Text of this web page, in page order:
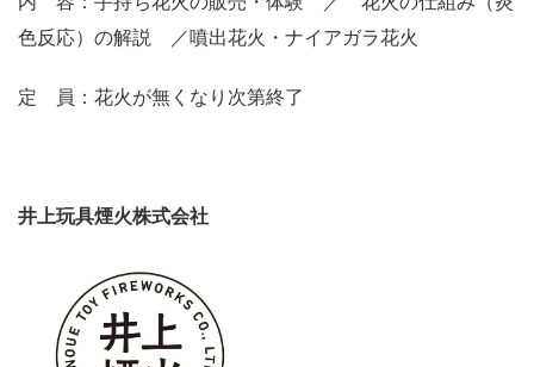
色反応）の解説 ／噴出花火・ナイアガラ花火
定 員：花火が無くなり次第終了
井上玩具煙火株式会社